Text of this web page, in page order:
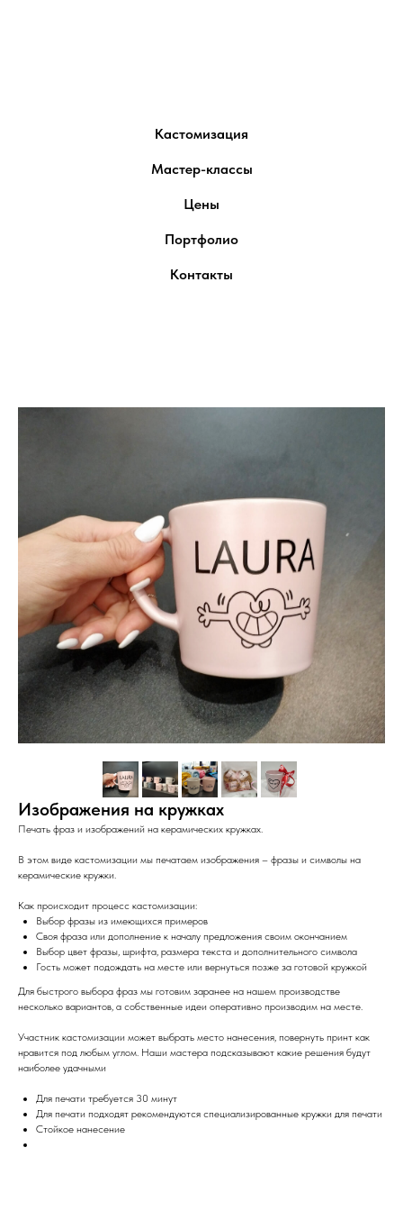
Кастомизация
Мастер-классы
Цены
Портфолио
Контакты
Изображения на кружках
Печать фраз и изображений на керамических кружках.
В этом виде кастомизации мы печатаем изображения – фразы и символы на
керамические кружки.
Как происходит процесс кастомизации:
Выбор фразы из имеющихся примеров
Своя фраза или дополнение к началу предложения своим окончанием
Выбор цвет фразы, шрифта, размера текста и дополнительного символа
Гость может подождать на месте или вернуться позже за готовой кружкой
Для быстрого выбора фраз мы готовим заранее на нашем производстве
несколько вариантов, а собственные идеи оперативно производим на месте.
Участник кастомизации может выбрать место нанесения, повернуть принт как
нравится под любым углом. Наши мастера подсказывают какие решения будут
наиболее удачными
Для печати требуется 30 минут
Для печати подходят рекомендуются специализированные кружки для печати
Стойкое нанесение